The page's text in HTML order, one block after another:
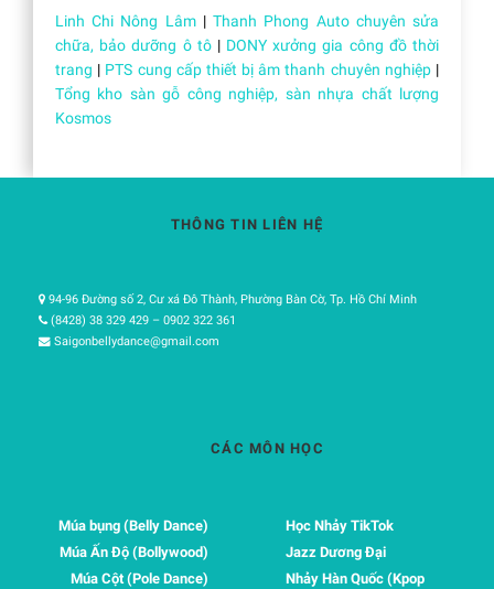
Linh Chi Nông Lâm|Thanh Phong Auto chuyên sửa
chữa, bảo dưỡng ô tô| DONY xưởng gia công đồ thời
trang | PTS cung cấp thiết bị âm thanh chuyên nghiệp|
Tổng kho sàn gỗ công nghiệp, sàn nhựa chất lượng
Kosmos
THÔNG TIN LIÊN HỆ
94-96 Đường số 2, Cư xá Đô Thành, Phường Bàn Cờ, Tp. Hồ Chí Minh
(8428) 38 329 429 – 0902 322 361
Saigonbellydance@gmail.com
CÁC MÔN HỌC
Múa bụng (Belly Dance)
Múa Ấn Độ (Bollywood)
Múa Cột (Pole Dance)
Học Nhảy TikTok
Jazz Dương Đại
Nhảy Hàn Quốc (Kpop